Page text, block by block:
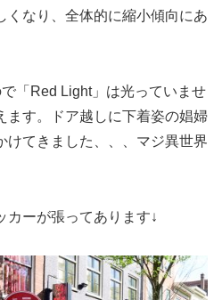
くなり、全体的に縮小傾向にあ
「Red Light」は光っていませ
ます。ドア越しに下着姿の娼婦
けてきました、、、マジ異世界
カーが張ってあります↓